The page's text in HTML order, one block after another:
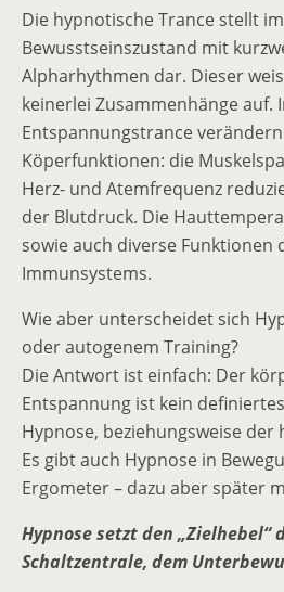
Die hypnotische Trance stellt
Bewusstseinszustand mit
Alpharhythmen dar. Dieser
keinerlei Zusammenhänge auf.
Entspannungstrance
Köperfunktionen: die
Herz- und Atemfrequenz
der Blutdruck. Die
sowie auch diverse Funktionen
Immunsystems.
Wie aber unterscheidet sich
oder autogenem Training?
Die Antwort ist einfach: Der
Entspannung ist kein
Hypnose, beziehungsweise der
Es gibt auch Hypnose in
Ergometer – dazu aber später
Hypnose setzt den „Zielhebel“
Schaltzentrale, dem